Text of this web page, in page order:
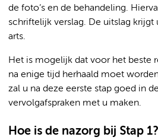
de foto’s en de behandeling.
schriftelijk verslag. De uitslag krijgt
arts.
Het is mogelijk dat voor het beste
na enige tijd herhaald moet
zal u na deze eerste stap goed in
vervolgafspraken met u maken.
Hoe is de nazorg bij Stap 1?